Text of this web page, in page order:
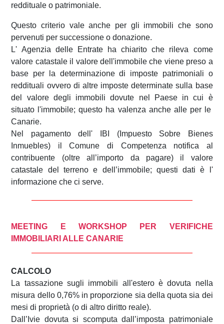
reddituale o patrimoniale.
Questo criterio vale anche per gli immobili che sono
pervenuti per successione o donazione.
L' Agenzia delle Entrate ha chiarito che rileva come
valore catastale il valore dell'immobile che viene preso a
base per la determinazione di imposte patrimoniali o
reddituali ovvero di altre imposte determinate sulla base
del valore degli immobili dovute nel Paese in cui è
situato l'immobile; questo ha valenza anche alle per le
Canarie.
Nel pagamento dell' IBI (Impuesto Sobre Bienes
Inmuebles) il Comune di Competenza notifica al
contribuente (oltre all’importo da pagare) il valore
catastale del terreno e dell’immobile; questi dati è l'
informazione che ci serve.
MEETING E WORKSHOP PER VERIFICHE
IMMOBILIARI ALLE CANARIE
CALCOLO
La tassazione sugli immobili all'estero è dovuta nella
misura dello 0,76% in proporzione sia della quota sia dei
mesi di proprietà (o di altro diritto reale).
Dall’Ivie dovuta si scomputa dall’imposta patrimoniale